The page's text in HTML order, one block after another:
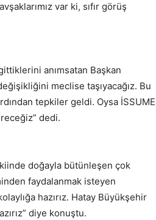
var ki, sıfır görüş
anımsatan Başkan
meclise taşıyacağız. Bu
tepkiler geldi. Oysa İSSUME
dedi.
doğayla bütünleşen çok
faydalanmak isteyen
hazırız. Hatay Büyükşehir
diye konuştu.